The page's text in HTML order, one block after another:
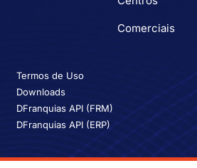
Comerciais
Termos de Uso
Downloads
DFranquias API (FRM)
DFranquias API (ERP)